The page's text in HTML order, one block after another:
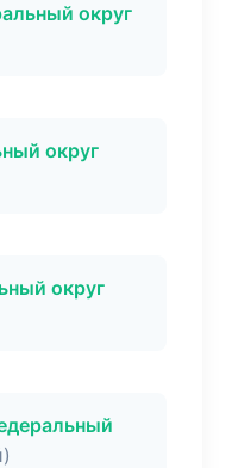
округ
округ
округ